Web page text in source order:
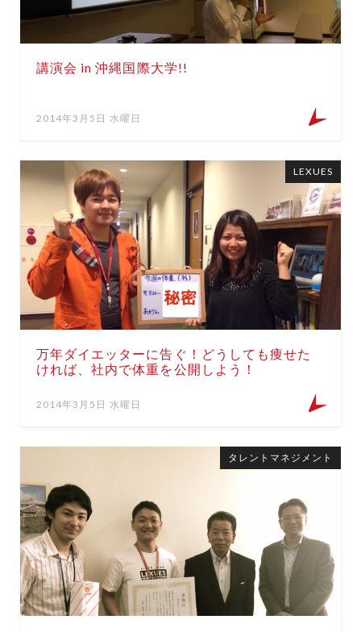
講演会 in 沖縄国際大学!!
2014年3月5日 水曜日
万年ダイエッターに告ぐ！どうしても痩せた
ければ、社内で体重を公開しよう！
2014年3月5日 水曜日
LEXUES
タレントマネジメント